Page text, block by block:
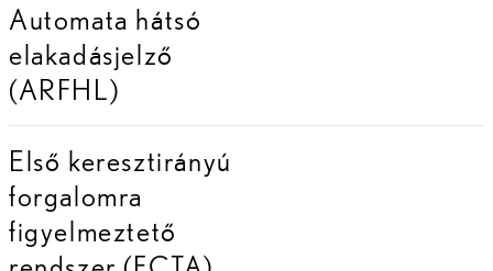
Automata hátsó
elakadásjelző
(ARFHL)
Első keresztirányú
forgalomra
figyelmeztető